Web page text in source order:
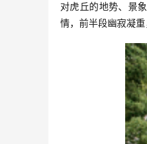
对虎丘的地势、景
情，前半段幽寂凝重